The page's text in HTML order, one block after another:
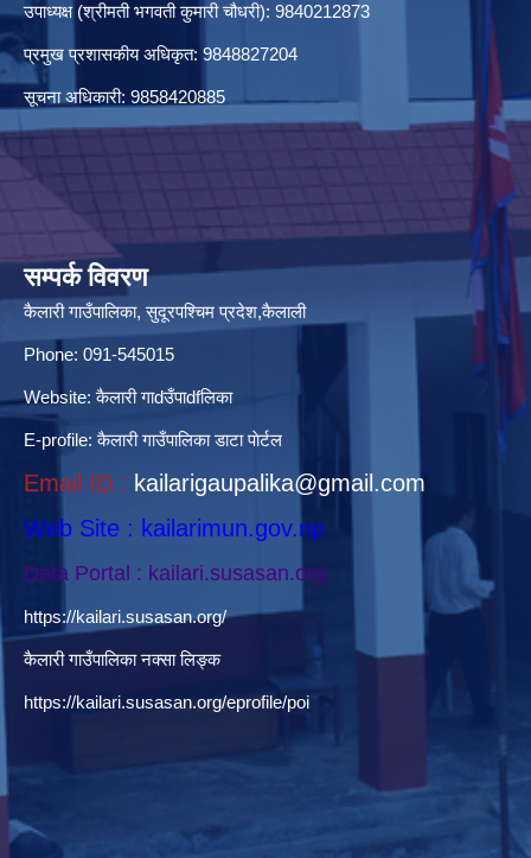
उपाध्यक्ष (श्रीमती भगवती कुमारी चौधरी): 9840212873
प्रमुख प्रशासकीय अधिकृत: 9848827204
सूचना अधिकारी: 9858420885
सम्पर्क विवरण
कैलारी गाउँपालिका, सुदूरपश्चिम प्रदेश,कैलाली
Phone: 091-545015
Website:कैलारी गाdउँपाdfलिका
E-profile:कैलारी गाउँपालिका डाटा पाेर्टल
Email ID : kailarigaupalika@gmail.com
Web Site : kailarimun.gov.np
Data Portal : kailari.susasan.org
https://kailari.susasan.org/
कैलारी गाउँपालिका नक्सा लिङ्क
https://kailari.susasan.org/eprofile/poi